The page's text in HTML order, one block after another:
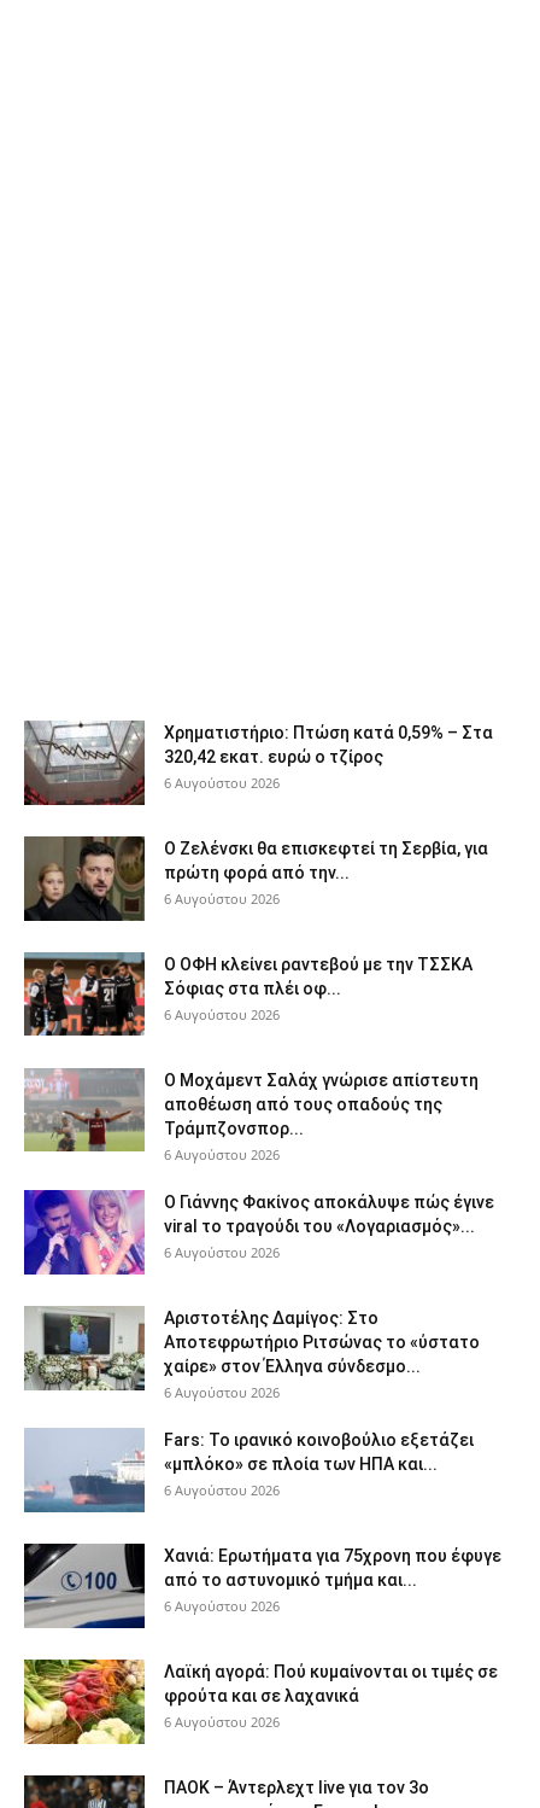
Χρηματιστήριο: Πτώση κατά 0,59% – Στα
320,42 εκατ. ευρώ ο τζίρος
6 Αυγούστου 2026
Ο Ζελένσκι θα επισκεφτεί τη Σερβία, για
πρώτη φορά από την...
6 Αυγούστου 2026
Ο ΟΦΗ κλείνει ραντεβού με την ΤΣΣΚΑ
Σόφιας στα πλέι οφ...
6 Αυγούστου 2026
Ο Μοχάμεντ Σαλάχ γνώρισε απίστευτη
αποθέωση από τους οπαδούς της
Τράμπζονσπορ...
6 Αυγούστου 2026
Ο Γιάννης Φακίνος αποκάλυψε πώς έγινε
viral το τραγούδι του «Λογαριασμός»...
6 Αυγούστου 2026
Αριστοτέλης Δαμίγος: Στο
Αποτεφρωτήριο Ριτσώνας το «ύστατο
χαίρε» στον Έλληνα σύνδεσμο...
6 Αυγούστου 2026
Fars: Το ιρανικό κοινοβούλιο εξετάζει
«μπλόκο» σε πλοία των ΗΠΑ και...
6 Αυγούστου 2026
Χανιά: Ερωτήματα για 75χρονη που έφυγε
από το αστυνομικό τμήμα και...
6 Αυγούστου 2026
Λαϊκή αγορά: Πού κυμαίνονται οι τιμές σε
φρούτα και σε λαχανικά
6 Αυγούστου 2026
ΠΑΟΚ – Άντερλεχτ live για τον 3ο